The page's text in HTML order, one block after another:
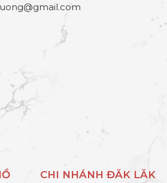
CHI NHÁNH ĐĂK LĂK